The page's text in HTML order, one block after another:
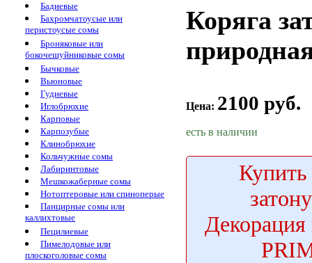
Бадиевые
Бахромчатоусые или
перистоусые сомы
Броняковые или
бокочешуйниковые сомы
Бычковые
Вьюновые
Гудиевые
Иглобрюхие
Карповые
Карпозубые
Клинобрюхие
Кольчужные сомы
Лабиринтовые
Мешкожаберные сомы
Нотоптеровые или спиноперые
Панцирные сомы или
каллихтовые
Пецилиевые
Пимелодовые или
плоскоголовые сомы
Коряга
Цена: 2100 руб.
есть в наличии
Купить